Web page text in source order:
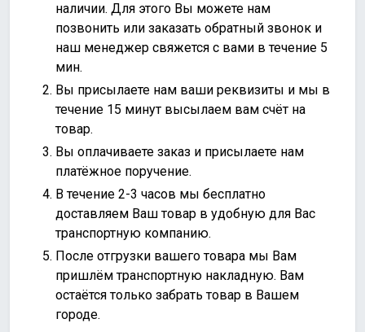
наличии. Для этого Вы можете нам
позвонить или заказать обратный звонок и
наш менеджер свяжется с вами в течение 5
мин.
Вы присылаете нам ваши реквизиты и мы в
течение 15 минут высылаем вам счёт на
товар.
Вы оплачиваете заказ и присылаете нам
платёжное поручение.
В течение 2-3 часов мы бесплатно
доставляем Ваш товар в удобную для Вас
транспортную компанию.
После отгрузки вашего товара мы Вам
пришлём транспортную накладную. Вам
остаётся только забрать товар в Вашем
городе.